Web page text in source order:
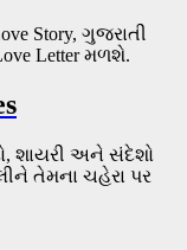
Story, ગુજરાતી
Letter મળશે.
શાયરી અને સંદેશો
તેમના ચહેરા પર